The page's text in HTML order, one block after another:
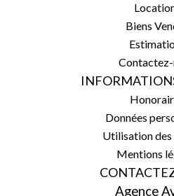
Biens
Contactez-
Données
Utilisation
Mentions
Agence